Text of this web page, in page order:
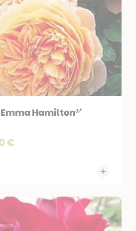
Emma Hamilton®'
€